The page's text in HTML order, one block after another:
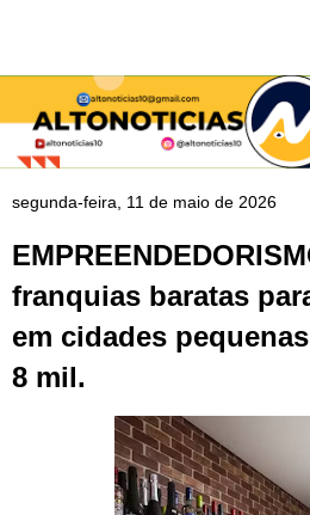
segunda-feira, 11 de maio de 2026
franquias baratas
em cidades
8 mil.